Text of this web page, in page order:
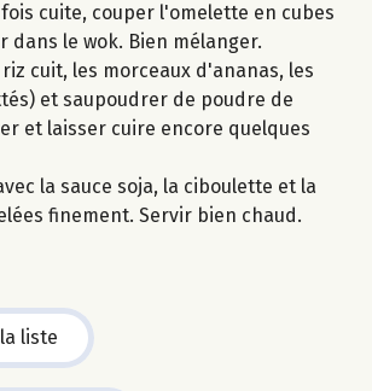
cuite, couper l'omelette en cubes
dans le wok. Bien mélanger.
cuit, les morceaux d'ananas, les
et saupoudrer de poudre de
et laisser cuire encore quelques
la sauce soja, la ciboulette et la
finement. Servir bien chaud.
liste